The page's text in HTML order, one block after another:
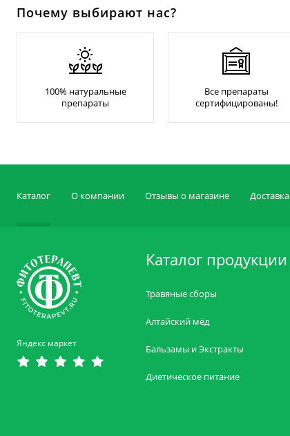
Почему выбирают нас?
100% натуральные
препараты
Все препараты
сертифицированы!
Каталог О компании Отзывы о магазине Доставка
Яндекс маркет
Каталог продукции
Травяные сборы
Алтайский мёд
Бальзамы и Экстракты
Диетическое питание